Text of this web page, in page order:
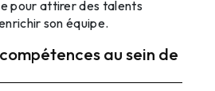
pour attirer des talents
son équipe.
au sein de